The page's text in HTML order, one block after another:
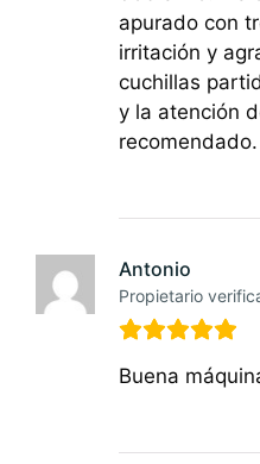
apurado con
irritación y
cuchillas
y la atención
recomendado.
Antonio
Propietario
Buena